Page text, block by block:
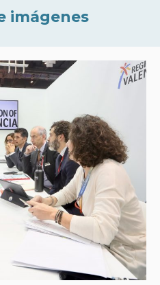
imágenes